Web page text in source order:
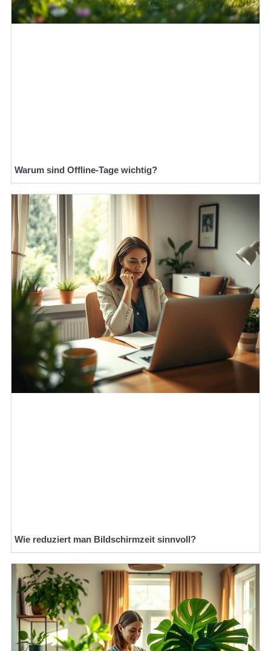
Warum sind Offline-Tage wichtig?
Wie reduziert man Bildschirmzeit sinnvoll?